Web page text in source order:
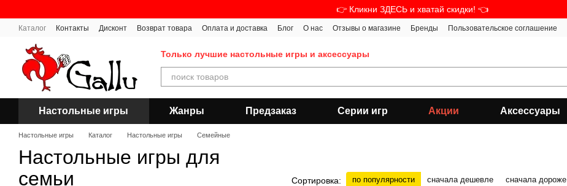
👉 Кликни ЗДЕСЬ и хватай скидки! 👈
Каталог Контакты Дисконт Возврат товара Оплата и доставка Блог О нас Отзывы о магазине Бренды
Пользовательское соглашение
Только лучшие настольные игры и аксессуары
Настольные игры Жанры Предзаказ Серии игр Акции Аксессуары
Настольные игры Каталог Настольные игры Семейные
Настольные игры для
семьи
Сортировка: по популярности сначала дешевле сначала дороже